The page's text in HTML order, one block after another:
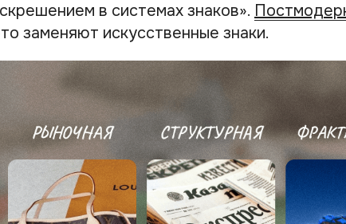
в системах знаков».
заменяют искусственные знаки.